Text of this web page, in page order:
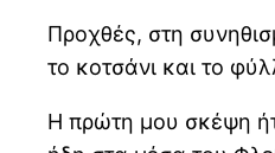
Προχθές, στη
το κοτσάνι και το
Η πρώτη μου σκέψη